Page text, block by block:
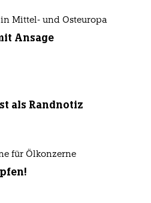
Mittel- und Osteuropa
Ansage
als Randnotiz
für Ölkonzerne